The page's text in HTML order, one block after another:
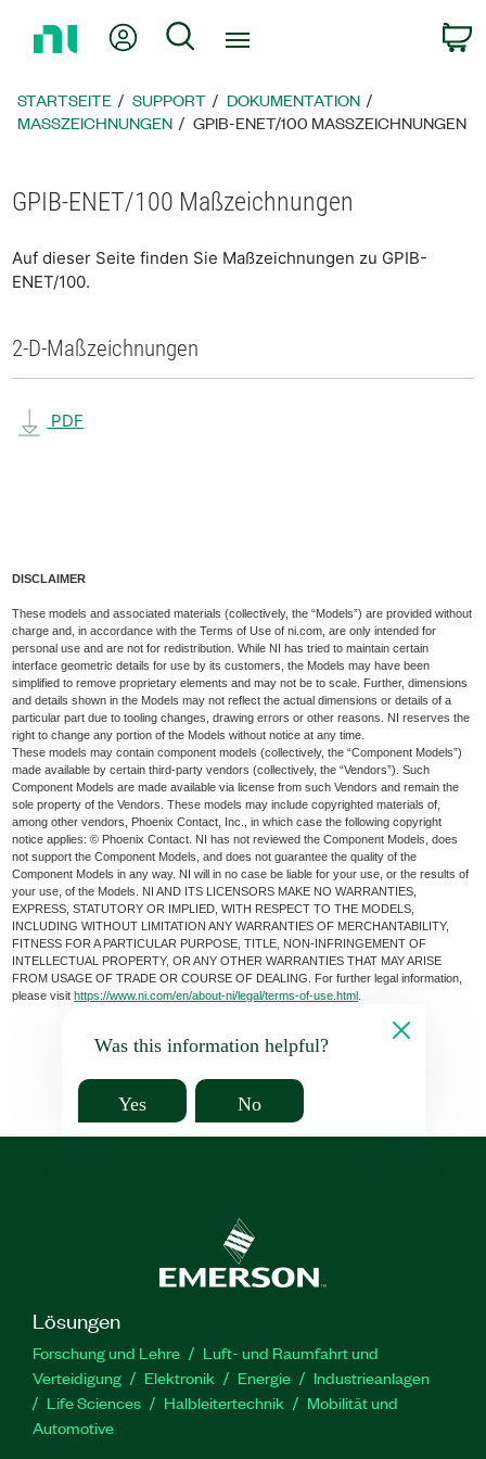
zur
Mein KontoSuche
STARTSEITE SUPPORT
DOKUMENTATION
MASSZEICHNUNGEN
GPIB-ENET/100 MASSZEICHNUNGEN
GPIB-ENET/100 Maßzeichnungen
Auf dieser Seite finden Sie Maßzeichnungen zu GPIB-
ENET/100.
2-D-Maßzeichnungen
PDF
DISCLAIMER
These models and associated materials (collectively, the “Models”) are provided without
charge and, in accordance with the Terms of Use of ni.com, are only intended for
personal use and are not for redistribution. While NI has tried to maintain certain
interface geometric details for use by its customers, the Models may have been
simplified to remove proprietary elements and may not be to scale. Further, dimensions
and details shown in the Models may not reflect the actual dimensions or details of a
particular part due to tooling changes, drawing errors or other reasons. NI reserves the
right to change any portion of the Models without notice at any time.
These models may contain component models (collectively, the “Component Models”)
made available by certain third-party vendors (collectively, the “Vendors”). Such
Component Models are made available via license from such Vendors and remain the
sole property of the Vendors. These models may include copyrighted materials of,
among other vendors, Phoenix Contact, Inc., in which case the following copyright
notice applies: © Phoenix Contact. NI has not reviewed the Component Models, does
not support the Component Models, and does not guarantee the quality of the
Component Models in any way. NI will in no case be liable for your use, or the results of
your use, of the Models. NI AND ITS LICENSORS MAKE NO WARRANTIES,
EXPRESS, STATUTORY OR IMPLIED, WITH RESPECT TO THE MODELS,
INCLUDING WITHOUT LIMITATION ANY WARRANTIES OF MERCHANTABILITY,
FITNESS FOR A PARTICULAR PURPOSE, TITLE, NON-INFRINGEMENT OF
INTELLECTUAL PROPERTY, OR ANY OTHER WARRANTIES THAT MAY ARISE
FROM USAGE OF TRADE OR COURSE OF DEALING. For further legal information,
please visithttps://www.ni.com/en/about-ni/legal/terms-of-use.html
Was this information helpful?
Yes No
Lösungen
Forschung und Lehre
Luft- und Raumfahrt und
Verteidigung
Elektronik Energie
Industrieanlagen
Life Sciences
Halbleitertechnik
Mobilität und
Automotive